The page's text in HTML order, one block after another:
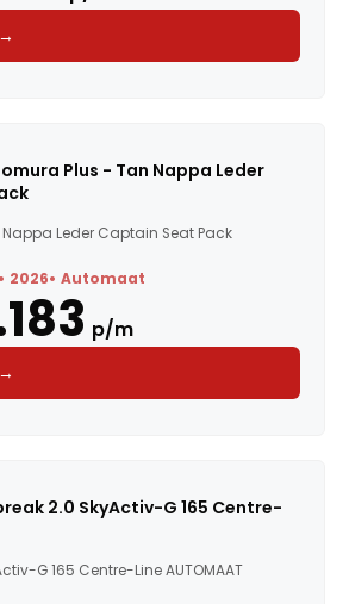
Plus - Tan Nappa Leder
Leder Captain Seat Pack
2026 Automaat
p/m
2.0 SkyActiv-G 165 Centre-
G 165 Centre-Line AUTOMAAT